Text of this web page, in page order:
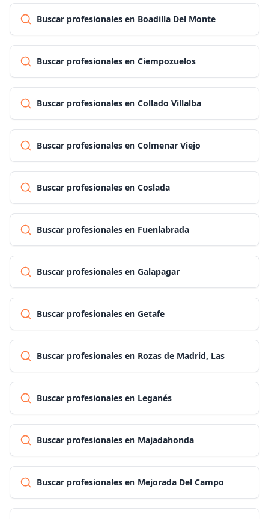
Buscar profesionales en Boadilla Del Monte
Buscar profesionales en Ciempozuelos
Buscar profesionales en Collado Villalba
Buscar profesionales en Colmenar Viejo
Buscar profesionales en Coslada
Buscar profesionales en Fuenlabrada
Buscar profesionales en Galapagar
Buscar profesionales en Getafe
Buscar profesionales en Rozas de Madrid, Las
Buscar profesionales en Leganés
Buscar profesionales en Majadahonda
Buscar profesionales en Mejorada Del Campo